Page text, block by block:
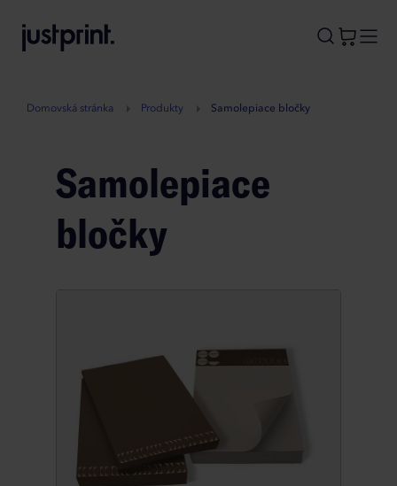
A
Domovská stránka Produkty Samolepiace bločky
Samolepiace
bločky